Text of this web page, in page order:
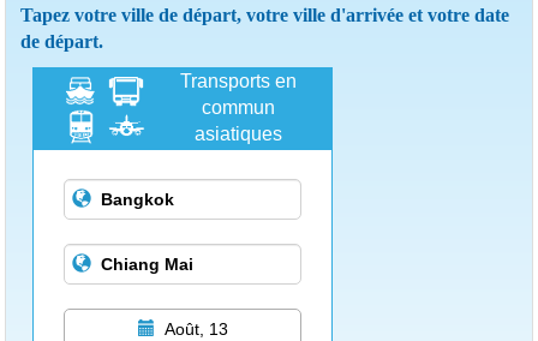
Tapez votre ville de départ, votre ville d'arrivée et votre date
de départ.
Transports en
commun
asiatiques
Août, 13